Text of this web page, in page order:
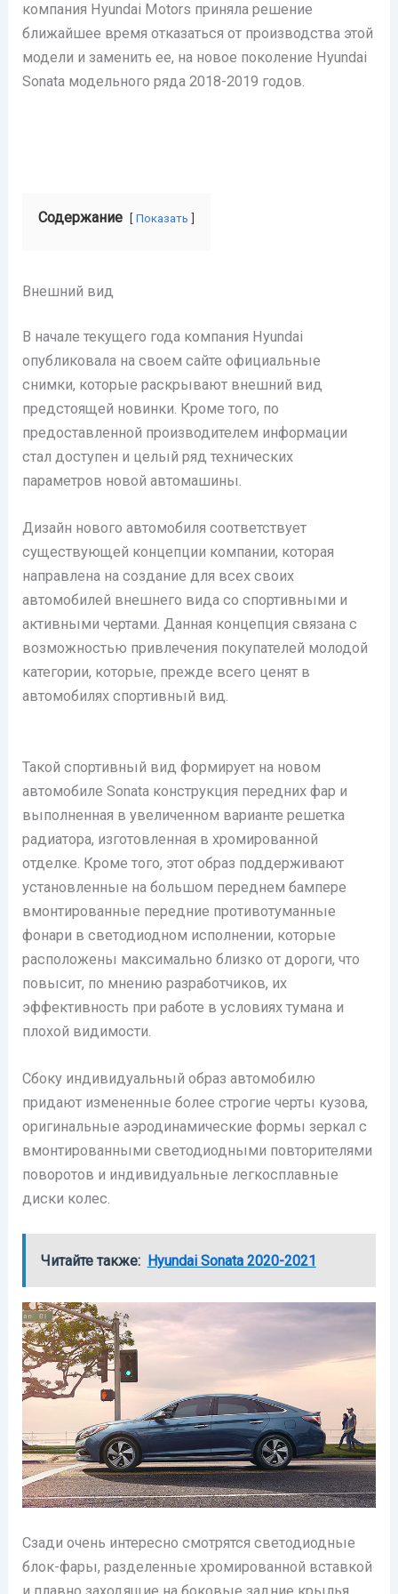
компания Hyundai Motors приняла решение
ближайшее время отказаться от производства этой
модели и заменить ее, на новое поколение Hyundai
Sonata модельного ряда 2018-2019 годов.
Содержание Показать
Внешний вид
В начале текущего года компания Hyundai
опубликовала на своем сайте официальные
снимки, которые раскрывают внешний вид
предстоящей новинки. Кроме того, по
предоставленной производителем информации
стал доступен и целый ряд технических
параметров новой автомашины.
Дизайн нового автомобиля соответствует
существующей концепции компании, которая
направлена на создание для всех своих
автомобилей внешнего вида со спортивными и
активными чертами. Данная концепция связана с
возможностью привлечения покупателей молодой
категории, которые, прежде всего ценят в
автомобилях спортивный вид.
Такой спортивный вид формирует на новом
автомобиле Sonata конструкция передних фар и
выполненная в увеличенном варианте решетка
радиатора, изготовленная в хромированной
отделке. Кроме того, этот образ поддерживают
установленные на большом переднем бампере
вмонтированные передние противотуманные
фонари в светодиодном исполнении, которые
расположены максимально близко от дороги, что
повысит, по мнению разработчиков, их
эффективность при работе в условиях тумана и
плохой видимости.
Сбоку индивидуальный образ автомобилю
придают измененные более строгие черты кузова,
оригинальные аэродинамические формы зеркал с
вмонтированными светодиодными повторителями
поворотов и индивидуальные легкосплавные
диски колес.
Читайте также: Hyundai Sonata 2020-2021
Сзади очень интересно смотрятся светодиодные
блок-фары, разделенные хромированной вставкой